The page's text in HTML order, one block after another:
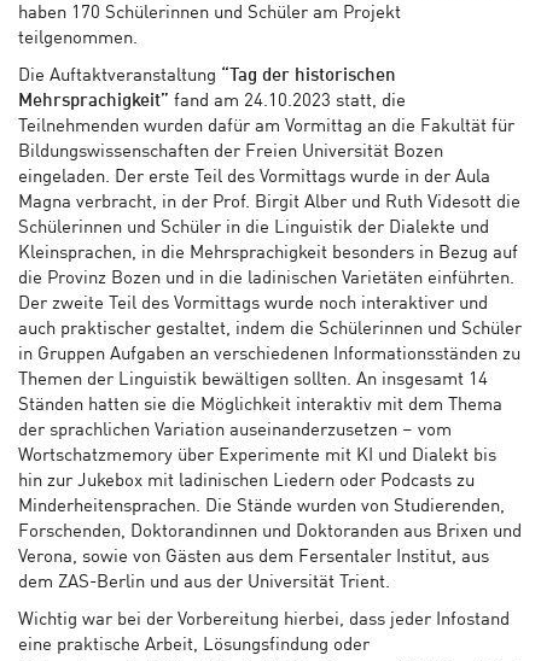
haben 170 Schülerinnen und Schüler am Projekt
teilgenommen.
Die Auftaktveranstaltung
“Tag der historischen
Mehrsprachigkeit” fand am 24.10.2023 statt, die
Teilnehmenden wurden dafür am Vormittag an die Fakultät für
Bildungswissenschaften der Freien Universität Bozen
eingeladen. Der erste Teil des Vormittags wurde in der Aula
Magna verbracht, in der Prof. Birgit Alber und Ruth Videsott die
Schülerinnen und Schüler in die Linguistik der Dialekte und
Kleinsprachen, in die Mehrsprachigkeit besonders in Bezug auf
die Provinz Bozen und in die ladinischen Varietäten einführten.
Der zweite Teil des Vormittags wurde noch interaktiver und
auch praktischer gestaltet, indem die Schülerinnen und Schüler
in Gruppen Aufgaben an verschiedenen Informationsständen zu
Themen der Linguistik bewältigen sollten. An insgesamt 14
Ständen hatten sie die Möglichkeit interaktiv mit dem Thema
der sprachlichen Variation auseinanderzusetzen – vom
Wortschatzmemory über Experimente mit KI und Dialekt bis
hin zur Jukebox mit ladinischen Liedern oder Podcasts zu
Minderheitensprachen. Die Stände wurden von Studierenden,
Forschenden, Doktorandinnen und Doktoranden aus Brixen und
Verona, sowie von Gästen aus dem Fersentaler Institut, aus
dem ZAS-Berlin und aus der Universität Trient.
Wichtig war bei der Vorbereitung hierbei, dass jeder Infostand
eine praktische Arbeit, Lösungsfindung oder